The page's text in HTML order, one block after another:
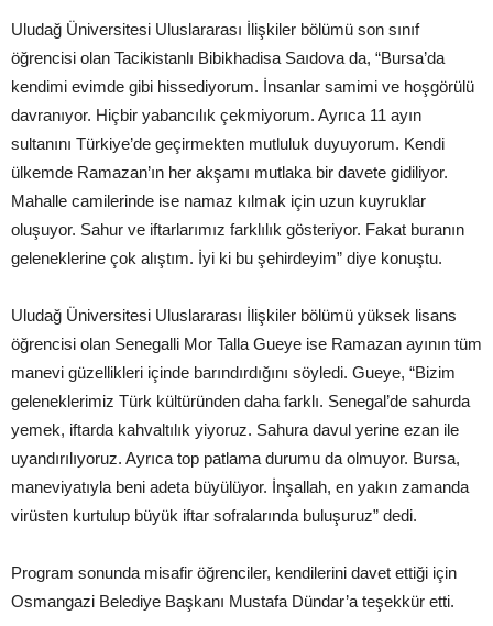
Uludağ Üniversitesi Uluslararası İlişkiler bölümü son sınıf
öğrencisi olan Tacikistanlı Bibikhadisa Saıdova da, “Bursa’da
kendimi evimde gibi hissediyorum. İnsanlar samimi ve hoşgörülü
davranıyor. Hiçbir yabancılık çekmiyorum. Ayrıca 11 ayın
sultanını Türkiye’de geçirmekten mutluluk duyuyorum. Kendi
ülkemde Ramazan’ın her akşamı mutlaka bir davete gidiliyor.
Mahalle camilerinde ise namaz kılmak için uzun kuyruklar
oluşuyor. Sahur ve iftarlarımız farklılık gösteriyor. Fakat buranın
geleneklerine çok alıştım. İyi ki bu şehirdeyim” diye konuştu.
Uludağ Üniversitesi Uluslararası İlişkiler bölümü yüksek lisans
öğrencisi olan Senegalli Mor Talla Gueye ise Ramazan ayının tüm
manevi güzellikleri içinde barındırdığını söyledi. Gueye, “Bizim
geleneklerimiz Türk kültüründen daha farklı. Senegal’de sahurda
yemek, iftarda kahvaltılık yiyoruz. Sahura davul yerine ezan ile
uyandırılıyoruz. Ayrıca top patlama durumu da olmuyor. Bursa,
maneviyatıyla beni adeta büyülüyor. İnşallah, en yakın zamanda
virüsten kurtulup büyük iftar sofralarında buluşuruz” dedi.
Program sonunda misafir öğrenciler, kendilerini davet ettiği için
Osmangazi Belediye Başkanı Mustafa Dündar’a teşekkür etti.